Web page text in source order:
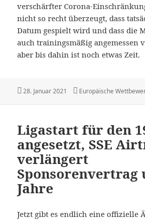
verschärfter Corona-
nicht so recht überzeugt, dass
Datum gespielt wird und dass die
auch trainingsmäßig angemessen
aber bis dahin ist noch etwas Zeit.
Veröffentlicht
28. Januar 2021 Kategorien
Europäische
Ligastart für den
angesetzt, SSE
verlängert
Sponsorenvertrag
Jahre
Jetzt gibt es endlich eine offizielle